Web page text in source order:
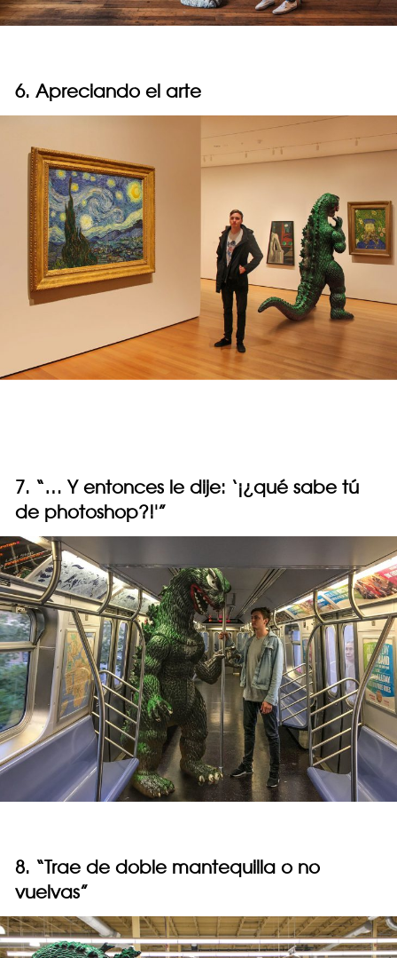
6. Apreciando el arte
7. “… Y entonces le dije: ‘¡¿qué sabe tú
de photoshop?!'”
8. “Trae de doble mantequilla o no
vuelvas”